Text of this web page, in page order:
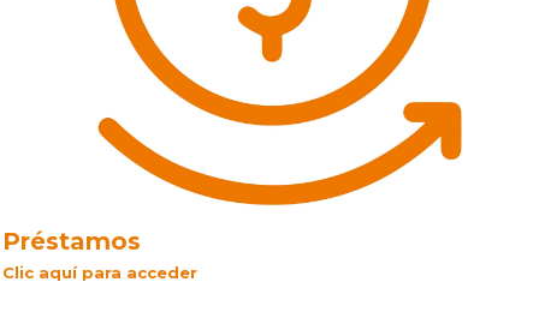
Préstamos
Clic aquí para acceder